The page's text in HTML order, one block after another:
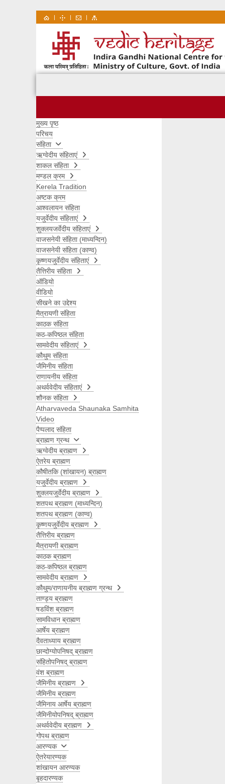
| | |
मुख्य पृष्ठ
परिचय
संहिता
ऋग्वेदीय संहिताएं
शाकल संहिता
मण्डल क्रम
Kerela Tradition
अष्टक क्रम
आश्वलायन संहिता
यजुर्वेदीय संहिताएं
शुक्लयजर्वेदीय संहिताएं
वाजसनेयी संहिता (माध्यन्दिन)
वाजसनेयी संहिता (काण्व)
कृष्णयजुर्वेदीय संहिताएं
तैत्तिरीय संहिता
ऑडियो
वीडियो
सीखने का उद्देश्य
मैत्रायणी संहिता
काठक संहिता
कठ-कपिष्ठल संहिता
सामवेदीय संहिताएं
कौथुम संहिता
जैमिनीय संहिता
राणायनीय संहिता
अथर्ववेदीय संहिताएं
शौनक संहिता
Atharvaveda Shaunaka Samhita
Video
पैप्पलाद संहिता
ब्राह्मण ग्रन्थ
ऋग्वेदीय ब्राह्मण
ऐतरेय ब्राह्मण
कौषीतकि (शांखायन) ब्राह्मण
यजुर्वेदीय ब्राह्मण
शुक्लयजुर्वेदीय ब्राह्मण
शतपथ ब्राह्मण (माध्यन्दिन)
शतपथ ब्राह्मण (काण्व)
कृष्णयजुर्वेदीय ब्राह्मण
तैत्तिरीय ब्राह्मण
मैत्रायणी ब्राह्मण
काठक ब्राह्मण
कठ-कपिष्ठल ब्राह्मण
सामवेदीय ब्राह्मण
कौथुम/राणायनीय ब्राह्मण ग्रन्थ
ताण्ड्य ब्राह्मण
षडविंश ब्राह्मण
सामविधान ब्राह्मण
आर्षेय ब्राह्मण
दैवताध्याय ब्राह्मण
छान्दोग्योपनिषद् ब्राह्मण
संहितोपनिषद् ब्राह्मण
वंश ब्राह्मण
जैमिनीय ब्राह्मण
जैमिनीय ब्राह्मण
जैमिनाय आर्षेय ब्राह्मण
जैमिनीयोपनिषद् ब्राह्मण
अथर्ववेदीय ब्राह्मण
गोपथ ब्राह्मण
आरण्यक
ऐतरेयारण्यक
शांखायन आरण्यक
बृहदारण्यक